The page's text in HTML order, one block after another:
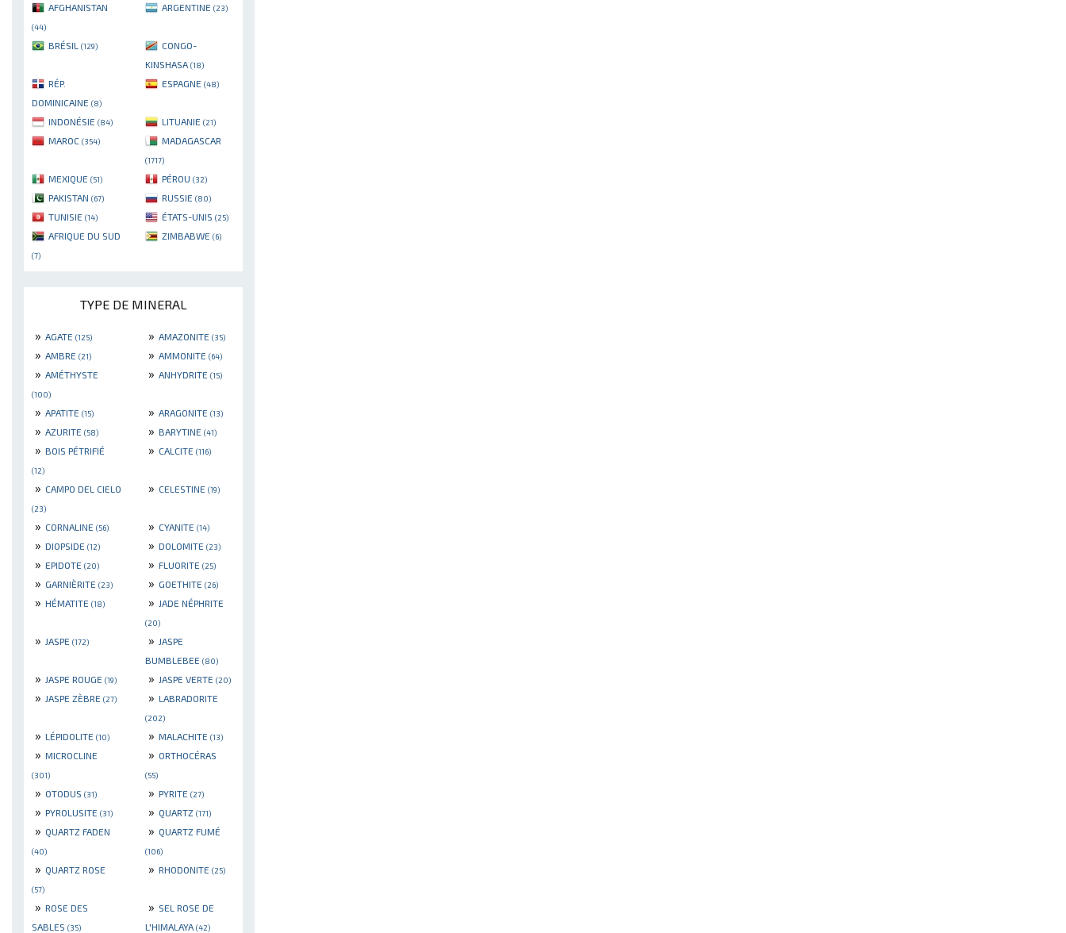
AFGHANISTAN
(44)
ARGENTINE (23)
BRÉSIL (129)
CONGO-
KINSHASA (18)
RÉP.
DOMINICAINE (8)
ESPAGNE (48)
INDONÉSIE (84) LITUANIE (21)
MAROC (354) MADAGASCAR
(1717)
MEXIQUE (51) PÉROU (32)
PAKISTAN (67) RUSSIE (80)
TUNISIE (14) ÉTATS-UNIS (25)
AFRIQUE DU SUD
(7)
ZIMBABWE (6)
TYPE DE MINERAL
» AGATE (125) » AMAZONITE (35)
» AMBRE (21) » AMMONITE (64)
» AMÉTHYSTE
(100)
» ANHYDRITE (15)
» APATITE (15) » ARAGONITE (13)
» AZURITE (58) » BARYTINE (41)
» BOIS PÉTRIFIÉ
(12)
» CALCITE (116)
» CAMPO DEL CIELO
(23)
» CELESTINE (19)
» CORNALINE (56) » CYANITE (14)
» DIOPSIDE (12) » DOLOMITE (23)
» EPIDOTE (20) » FLUORITE (25)
» GARNIÈRITE (23) » GOETHITE (26)
» HÉMATITE (18) » JADE NÉPHRITE
(20)
» JASPE (172) » JASPE
BUMBLEBEE (80)
» JASPE ROUGE (19) » JASPE VERTE (20)
» JASPE ZÈBRE (27) » LABRADORITE
(202)
» LÉPIDOLITE (10) » MALACHITE (13)
» MICROCLINE
(301)
» ORTHOCÉRAS
(55)
» OTODUS (31) » PYRITE (27)
» PYROLUSITE (31) » QUARTZ (171)
» QUARTZ FADEN
(40)
» QUARTZ FUMÉ
(106)
» QUARTZ ROSE
(57)
» RHODONITE (25)
» ROSE DES
SABLES (35)
» SEL ROSE DE
L'HIMALAYA (42)